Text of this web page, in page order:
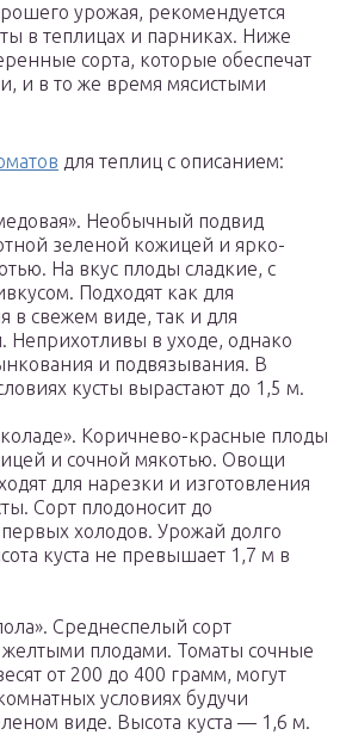
урожая, рекомендуется
в теплицах и парниках. Ниже
сорта, которые обеспечат
и в то же время мясистыми
для теплиц с описанием:
Необычный подвид
зеленой кожицей и ярко-
На вкус плоды сладкие, с
Подходят как для
в свежем виде, так и для
Неприхотливы в уходе, однако
и подвязывания. В
кусты вырастают до 1,5 м.
Коричнево-красные плоды
и сочной мякотью. Овощи
для нарезки и изготовления
Сорт плодоносит до
холодов. Урожай долго
куста не превышает 1,7 м в
Среднеспелый сорт
плодами. Томаты сочные
от 200 до 400 грамм, могут
условиях будучи
виде. Высота куста — 1,6 м.